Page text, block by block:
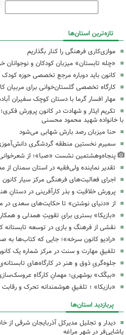
تازه‌ترین استان‌ها
موازی‌کاری فرهنگی را کنار بگذاریم
«چله تابستان» میزبان کودکان و
کانون باید دوباره مرجع تخصصی حوزه
کارگاه تخصصی گلستان‌خوانی برای مربیان
مهار افسار گرما با دستان کوچک سفیران
تکریم ایثار و شهادت در کانون پرورش
با خانواده شهید محمود محسنی
حنا میزبان رصد بارش شهابی می‌شود
سمیرم نخستین منطقه گردشگری
پنجاه‌وهشتمین نشست «صبا»؛ از شعرخوانی
تقدیر نماینده ولی‌فقیه در استان سمنان از
اجرای فعالیت‌های فرهنگی مرکز سیار کانون
پرورش خلاقیت و بذر کارآفرینی در دستانِ
از «دنیای نوشتن» تا حکایت‌های سعدی در
«بازیکا» بستری برایِ تقویتِ همدلی و
نقشی از فرهنگ و بازی در توسعه تابستانه
«رادیو کانون سرخه»؛ جایی که کتاب‌ها به
تلفیقِ مهارت و سنت در مرکز شماره یک
جلوه‌گریِ ذوق و هنر در کارگاه‌هایِ
«بیگَک» بوشهری؛ مهمانِ کارگاهِ
«بازیکا» ؛ تلفیقِ هوشمندانه تحرک و
پربازدید استان‌ها
دیدار و تجلیل مدیرکل آذربایجان شرقی از
پاشایی‌فر در شهر مراغه